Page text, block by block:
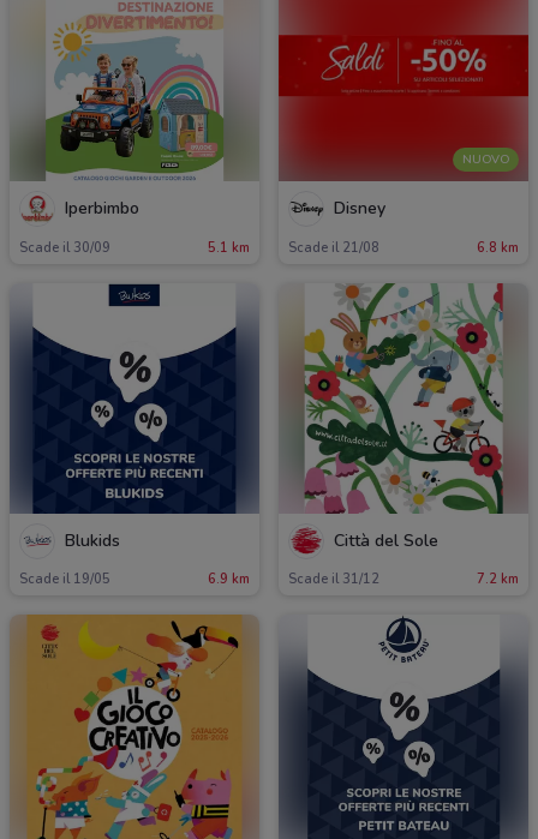
Iperbimbo
Scade il 30/09 5.1 km
NUOVO
Disney
Scade il 21/08 6.8 km
Blukids
Scade il 19/05 6.9 km
Città del Sole
Scade il 31/12 7.2 km